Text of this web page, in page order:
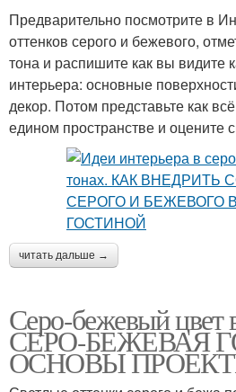
Предварительно посмотрите в
оттенков серого и бежевого,
тона и распишите как вы видите
интерьера: основные
декор. Потом представьте как
едином пространстве и оцените
читать дальше →
Серо-бежевый цвет
СЕРО-БЕЖЕВАЯ
ОСНОВЫ